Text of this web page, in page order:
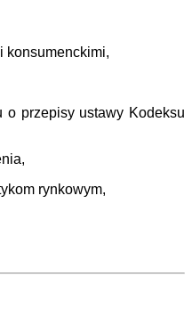
konsumenckimi,
przepisy ustawy Kodeksu
rynkowym,